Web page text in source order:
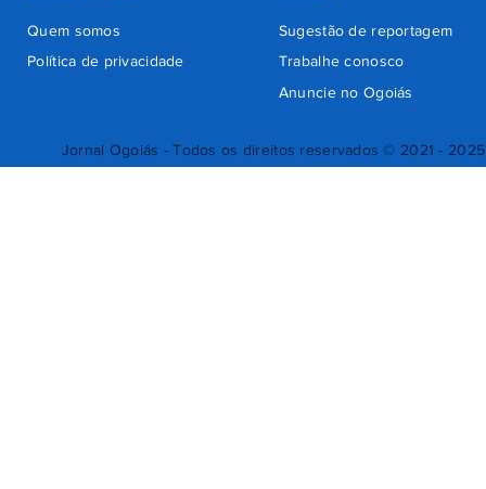
Jornal Ogoiás - Todos os direitos reservados © 2021 - 2025
Quem somos
Sugestão de reportagem
Trabalhe conosco
Política de privacidade
Anuncie no Ogoiás